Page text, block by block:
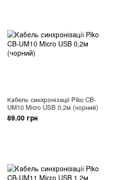
Кабель синхронізації Piko CB-
UM10 Micro USB 0,2м (чорний)
89.00 грн